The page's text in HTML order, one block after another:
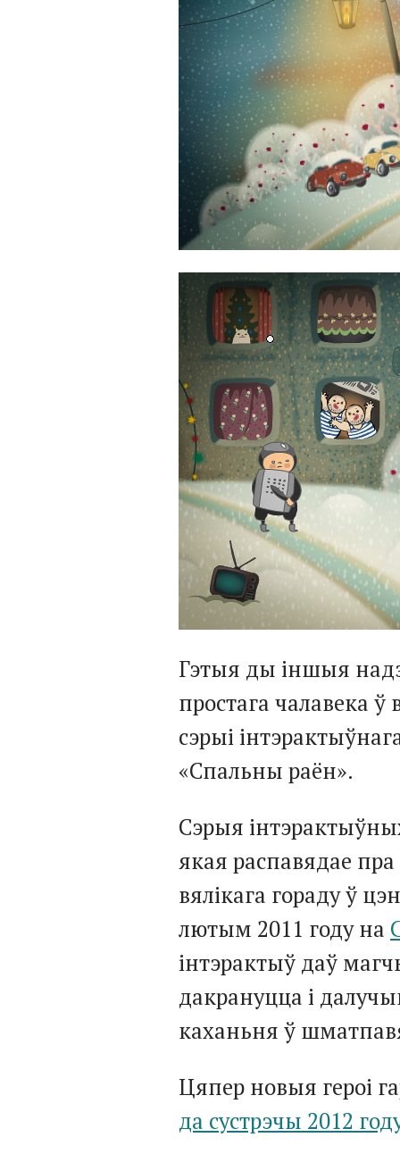
Гэтыя ды іншыя
простага чалавека ў
сэрыі
«Спальны раён».
Сэрыя
якая распавядае
вялікага гораду ў
лютым 2011 году на
інтэрактыў даў
дакрануцца і
каханьня ў
Цяпер новыя героі
да сустрэчы 2012